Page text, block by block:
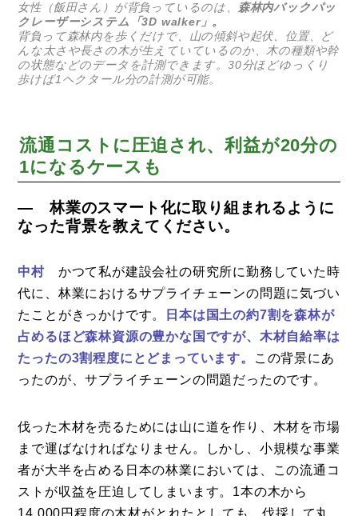
コラム
特集
事例
Photos
運営会社
登録
お問い合わせ
女性（飯田さん）が背負っているのは、
森林内バックパッ
クレーザーシステム「3D walker」。
背負って森林内を歩くだけで、山の傾斜や起伏、位置、ど
んな太さや長さの木が生えていているのか、木の種類や幹
の状態などのデータを計測できます。30分ほどゆっくり
歩けば1ヘクタール分の計測が可能。
流通コストに圧迫され、利益が20分の
1になるケースも
― 林業のスマート化に取り組まれるように
なった背景を教えてください。
中村 かつて私が建設会社の研究所に勤務していた時
代に、林業におけるサプライチェーンの問題に気づい
たことがきっかけです。
日本は国土の約7割を森林が
占めるほど森林資源の豊かな国ですが、木材自給率は
たったの3割程度にとどまっています。
この背景にあ
ったのが、サプライチェーンの問題だったのです。
伐った木材を売るためには山に道を作り、木材を市場
まで運ばなければなりません。しかし、小規模な事業
者が大半を占める日本の林業においては、この流通コ
ストが収益を圧迫してしまいます。1本の木から
14,000円程度の木材がとれたとしても、伐採して丸